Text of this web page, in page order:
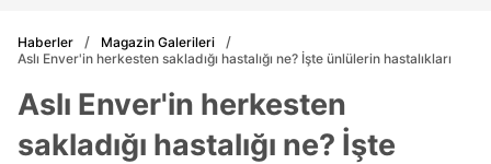
Haberler
Magazin Galerileri
Aslı Enver'in herkesten sakladığı hastalığı ne? İşte ünlülerin hastalıkları
Aslı Enver'in herkesten
sakladığı hastalığı ne? İşte